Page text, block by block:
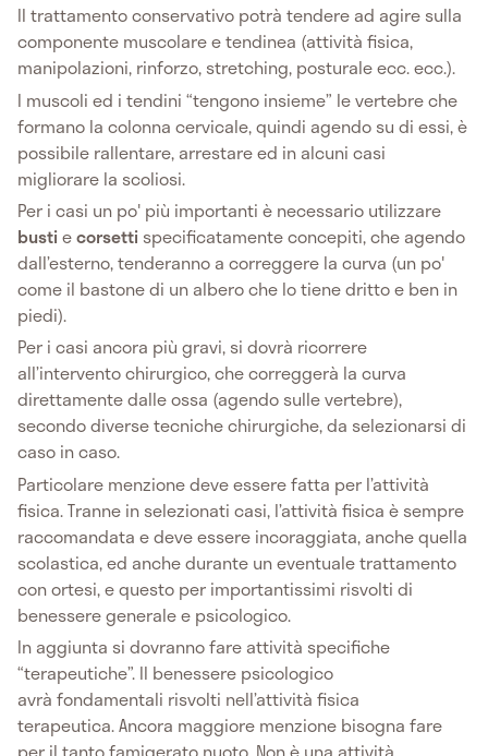
Il trattamento conservativo potrà tendere ad agire sulla
componente muscolare e tendinea (attività fisica,
manipolazioni, rinforzo, stretching, posturale ecc. ecc.).
I muscoli ed i tendini “tengono insieme” le vertebre che
formano la colonna cervicale, quindi agendo su di essi, è
possibile rallentare, arrestare ed in alcuni casi
migliorare la scoliosi.
Per i casi un po' più importanti è necessario utilizzare
bustiecorsetti specificatamente concepiti, che agendo
dall’esterno, tenderanno a correggere la curva (un po'
come il bastone di un albero che lo tiene dritto e ben in
piedi).
Per i casi ancora più gravi, si dovrà ricorrere
all’intervento chirurgico, che correggerà la curva
direttamente dalle ossa (agendo sulle vertebre),
secondo diverse tecniche chirurgiche, da selezionarsi di
caso in caso.
Particolare menzione deve essere fatta per l’attività
fisica. Tranne in selezionati casi, l’attività fisica è sempre
raccomandata e deve essere incoraggiata, anche quella
scolastica, ed anche durante un eventuale trattamento
con ortesi, e questo per importantissimi risvolti di
benessere generale e psicologico.
In aggiunta si dovranno fare attività specifiche
“terapeutiche”. Il benessere psicologico
avrà fondamentali risvolti nell’attività fisica
terapeutica. Ancora maggiore menzione bisogna fare